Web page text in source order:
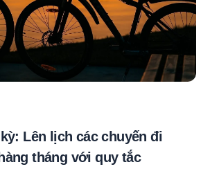
Lên lịch các chuyến đi
tháng với quy tắc